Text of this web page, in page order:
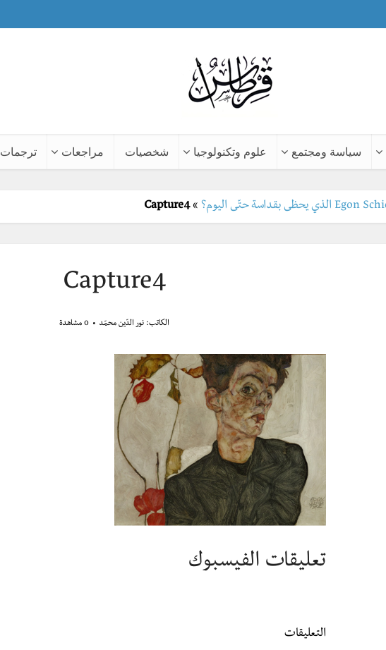
سياسة ومجتمع علوم وتكنولوجيا شخصيات مراجعات ترجمات
»
Capture4
Capture4
الكاتب: نور الدّين محمّد 0 مشاهدة
تعليقات الفيسبوك
التعليقات